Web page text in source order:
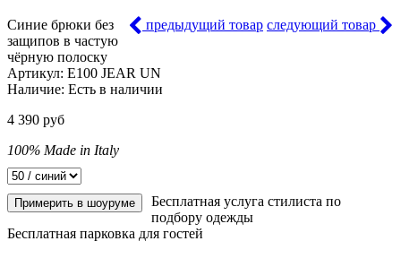
предыдущий товар следующий товар
Синие брюки без
защипов в частую
чёрную полоску
Артикул: E100 JEAR UN
Наличие: Есть в наличии
4 390 руб
100% Made in Italy
Примерить в шоуруме
Бесплатная услуга стилиста по
подбору одежды
Бесплатная парковка для гостей